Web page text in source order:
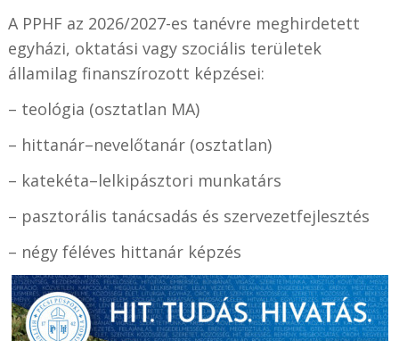
A PPHF az 2026/2027-es tanévre meghirdetett
egyházi, oktatási vagy szociális területek
államilag finanszírozott képzései:
– teológia (osztatlan MA)
– hittanár–nevelőtanár (osztatlan)
– katekéta–lelkipásztori munkatárs
– pasztorális tanácsadás és szervezetfejlesztés
– négy féléves hittanár képzés